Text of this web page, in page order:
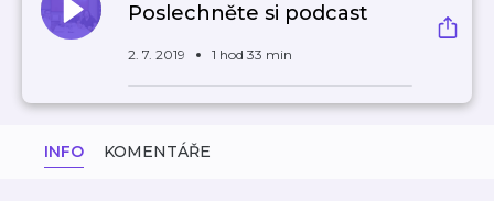
Poslechněte si podcast
2. 7. 2019 1 hod 33 min
INFO KOMENTÁŘE